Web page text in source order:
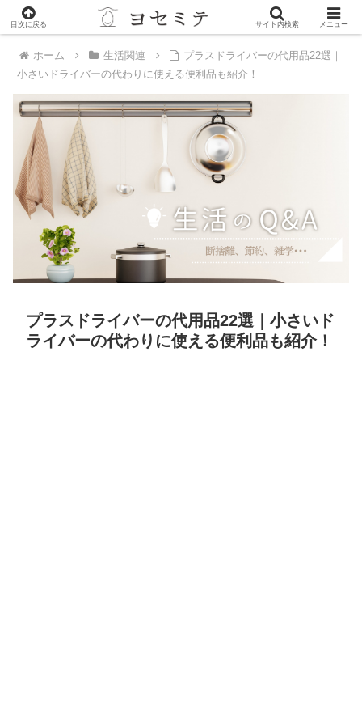
PR
ホーム 生活関連
プラスドライバーの代用品22選｜
小さいドライバーの代わりに使える便利品も紹介！
プラスドライバーの代用品22選｜小さいド
ライバーの代わりに使える便利品も紹介！
目次に戻る サイト内検索 メニュー